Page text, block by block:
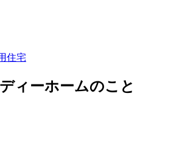
住宅
ィーホームのこと